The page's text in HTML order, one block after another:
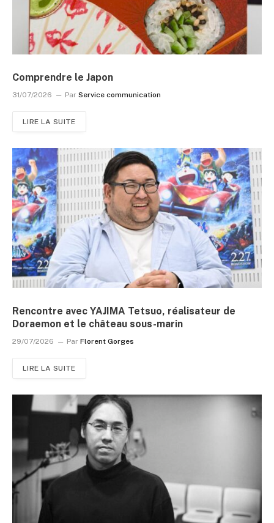
Comprendre le Japon
31/07/2026 Par Service communication
LIRE LA SUITE
Rencontre avec YAJIMA Tetsuo, réalisateur de
Doraemon et le château sous-marin
29/07/2026 Par Florent Gorges
LIRE LA SUITE